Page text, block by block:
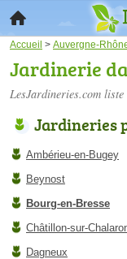
Accueil > Auvergne-
Jardinerie
LesJardineries.com liste
Jardineries
Ambérieu-en-Bugey
Beynost
Bourg-en-Bresse
Châtillon-sur-
Dagneux